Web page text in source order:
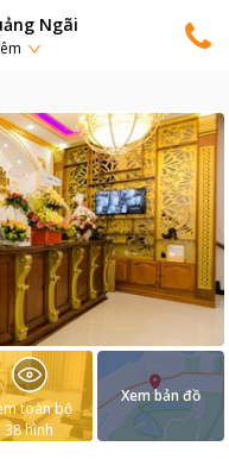
Ngãi
toàn bộ
38hình
Xem bản đồ